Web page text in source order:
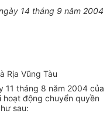
14 tháng 9 năm 2004
Rịa Vũng Tàu
11 tháng 8 năm 2004 của
hoạt động chuyển quyền
sau: